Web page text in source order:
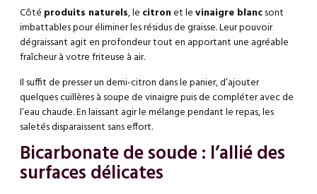
Côté produits naturels, le citronet levinaigre blancsont
imbattables pour éliminer les résidus de graisse. Leur pouvoir
dégraissant agit en profondeur tout en apportant une agréable
fraîcheur à votre friteuse à air.
Il suffit de presser un demi-citron dans le panier, d’ajouter
quelques cuillères à soupe de vinaigre puis de compléter avec de
l’eau chaude. En laissant agir le mélange pendant le repas, les
saletés disparaissent sans effort.
Bicarbonate de soude : l’allié des
surfaces délicates